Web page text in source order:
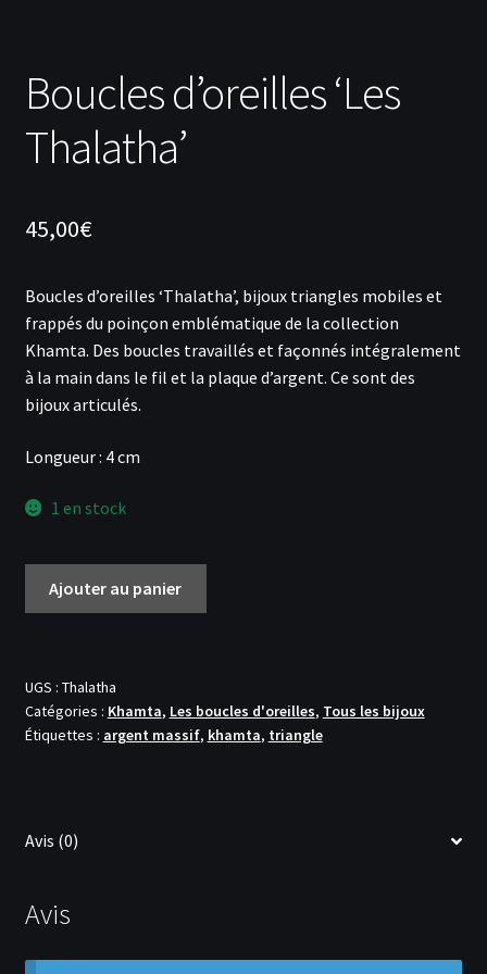
Boucles d’oreilles ‘Les
Thalatha’
45,00€
Boucles d’oreilles ‘Thalatha’, bijoux triangles mobiles et
frappés du poinçon emblématique de la collection
Khamta. Des boucles travaillés et façonnés intégralement
à la main dans le fil et la plaque d’argent. Ce sont des
bijoux articulés.
Longueur : 4 cm
1 en stock
'Les
Thalatha'
Ajouter au panier
UGS : Thalatha
Catégories : Khamta, Les boucles d'oreilles, Tous les bijoux
Étiquettes : argent massif, khamta, triangle
Avis (0)
Avis